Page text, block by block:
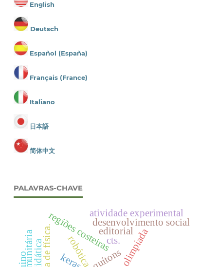
English
Deutsch
Español (España)
Français (France)
Italiano
日本語
简体中文
PALAVRAS-CHAVE
editorialolimpíada
quítons
regiões costeiras
robótica
keras
desenvolvimento social
cts.
atividade experimental